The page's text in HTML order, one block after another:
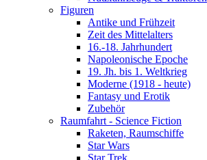
Figuren
Antike und Frühzeit
Zeit des Mittelalters
16.-18. Jahrhundert
Napoleonische Epoche
19. Jh. bis 1. Weltkrieg
Moderne (1918 - heute)
Fantasy und Erotik
Zubehör
Raumfahrt - Science Fiction
Raketen, Raumschiffe
Star Wars
Star Trek